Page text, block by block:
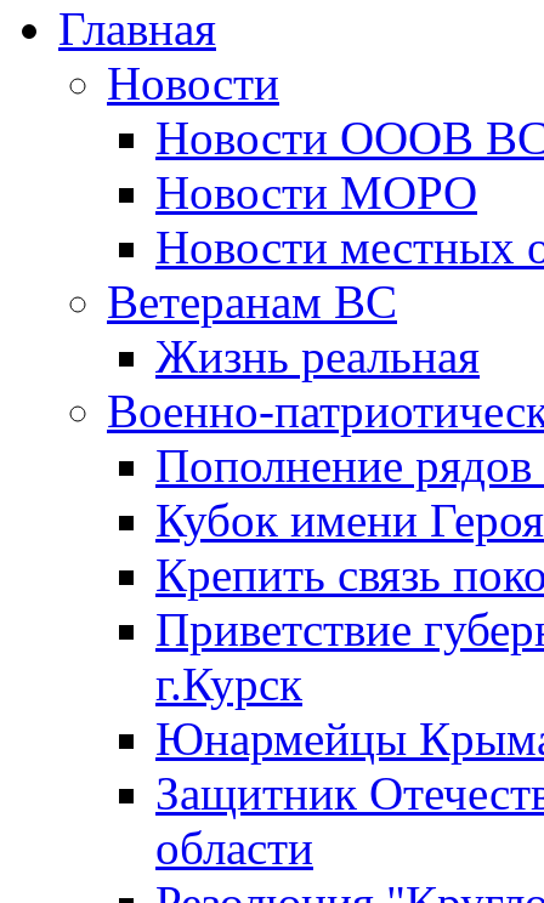
Главная
Новости
Новости ОООВ
Новости МОРО
Новости местных
Ветеранам ВС
Жизнь реальная
Военно-
Пополнение
Кубок имени
Крепить связь
Приветствие
г.Курск
Юнармейцы
Защитник
области